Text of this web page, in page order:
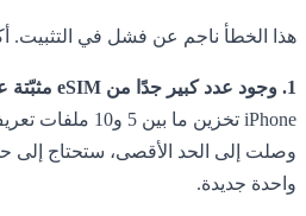
هذا الخطأ ناجم عن فشل في التثبيت.
1. وجود عدد كبير جدًا من eSIM مثبّتة على جهازك
واحدة جديدة.